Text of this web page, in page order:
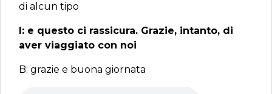
di alcun tipo
I: e questo ci rassicura. Grazie, intanto, di
aver viaggiato con noi
B: grazie e buona giornata